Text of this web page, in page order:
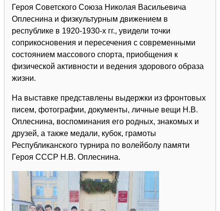
Героя Советского Союза Николая Васильевича
Оплеснина и физкультурным движением в
республике в 1920-1930-х гг., увидели точки
соприкосновения и пересечения с современными
состоянием массового спорта, приобщения к
физической активности и ведения здорового образа
жизни.
На выставке представлены выдержки из фронтовых
писем, фотографии, документы, личные вещи Н.В.
Оплеснина, воспоминания его родных, знакомых и
друзей, а также медали, кубок, грамоты
Республиканского турнира по волейболу памяти
Героя СССР Н.В. Оплеснина.